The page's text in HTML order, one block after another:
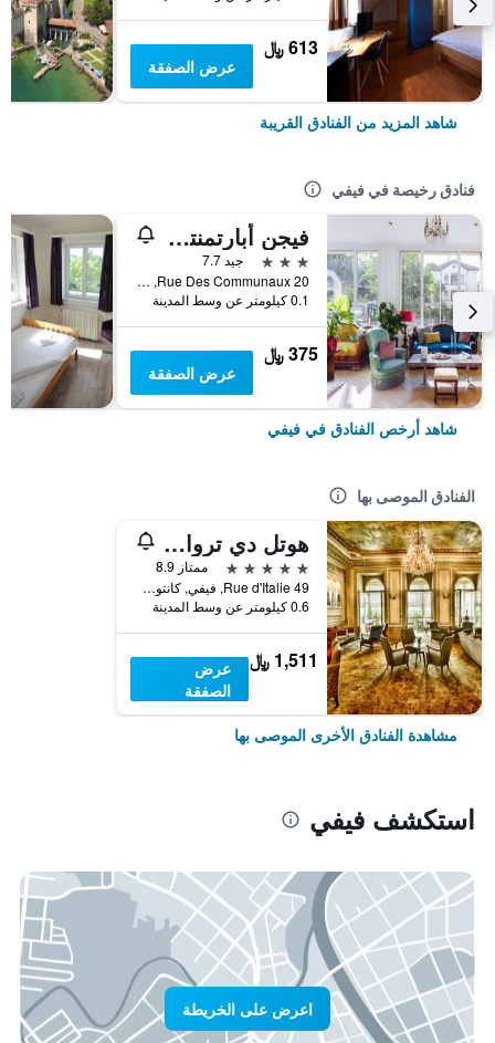
613 ﷼
عرض الصفقة
شاهد المزيد من الفنادق القريبة
فنادق رخيصة في فيفي
فيجن أبارتمنتس فيفي رو ديه كومونو
3 نجوم
جيد 7.7
Rue Des Communaux 20, فيفي, كانتون فود, سويسرا
0.1 كيلومتر عن وسط المدينة
375 ﷼
عرض الصفقة
شاهد أرخص الفنادق في فيفي
الفنادق الموصى بها
هوتل دي تروا كورون
5 نجوم
ممتاز 8.9
Rue d'Italie 49, فيفي, كانتون فود, سويسرا
0.6 كيلومتر عن وسط المدينة
1,511 ﷼
عرض
الصفقة
مشاهدة الفنادق الأخرى الموصى بها
استكشف فيفي
اعرض على الخريطة